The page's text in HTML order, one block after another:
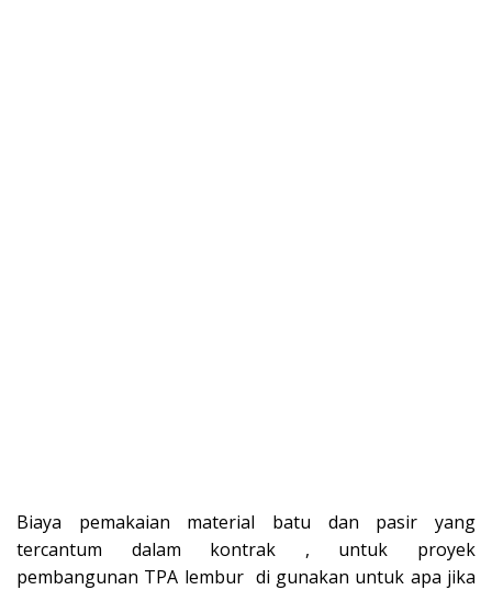
Biaya pemakaian material batu dan pasir yang
tercantum dalam kontrak , untuk proyek
pembangunan TPA lembur di gunakan untuk apa jika